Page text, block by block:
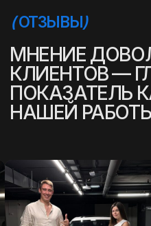
(УСПЕШНЫЕ ИСТОРИИ)